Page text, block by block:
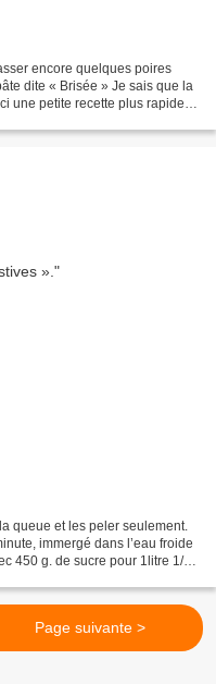
encore quelques poires
dite « Brisée » Je sais que la
une petite recette plus rapide,
queue et les peler seulement.
immergé dans l’eau froide
450 g. de sucre pour 1litre 1/2
Page suivante >